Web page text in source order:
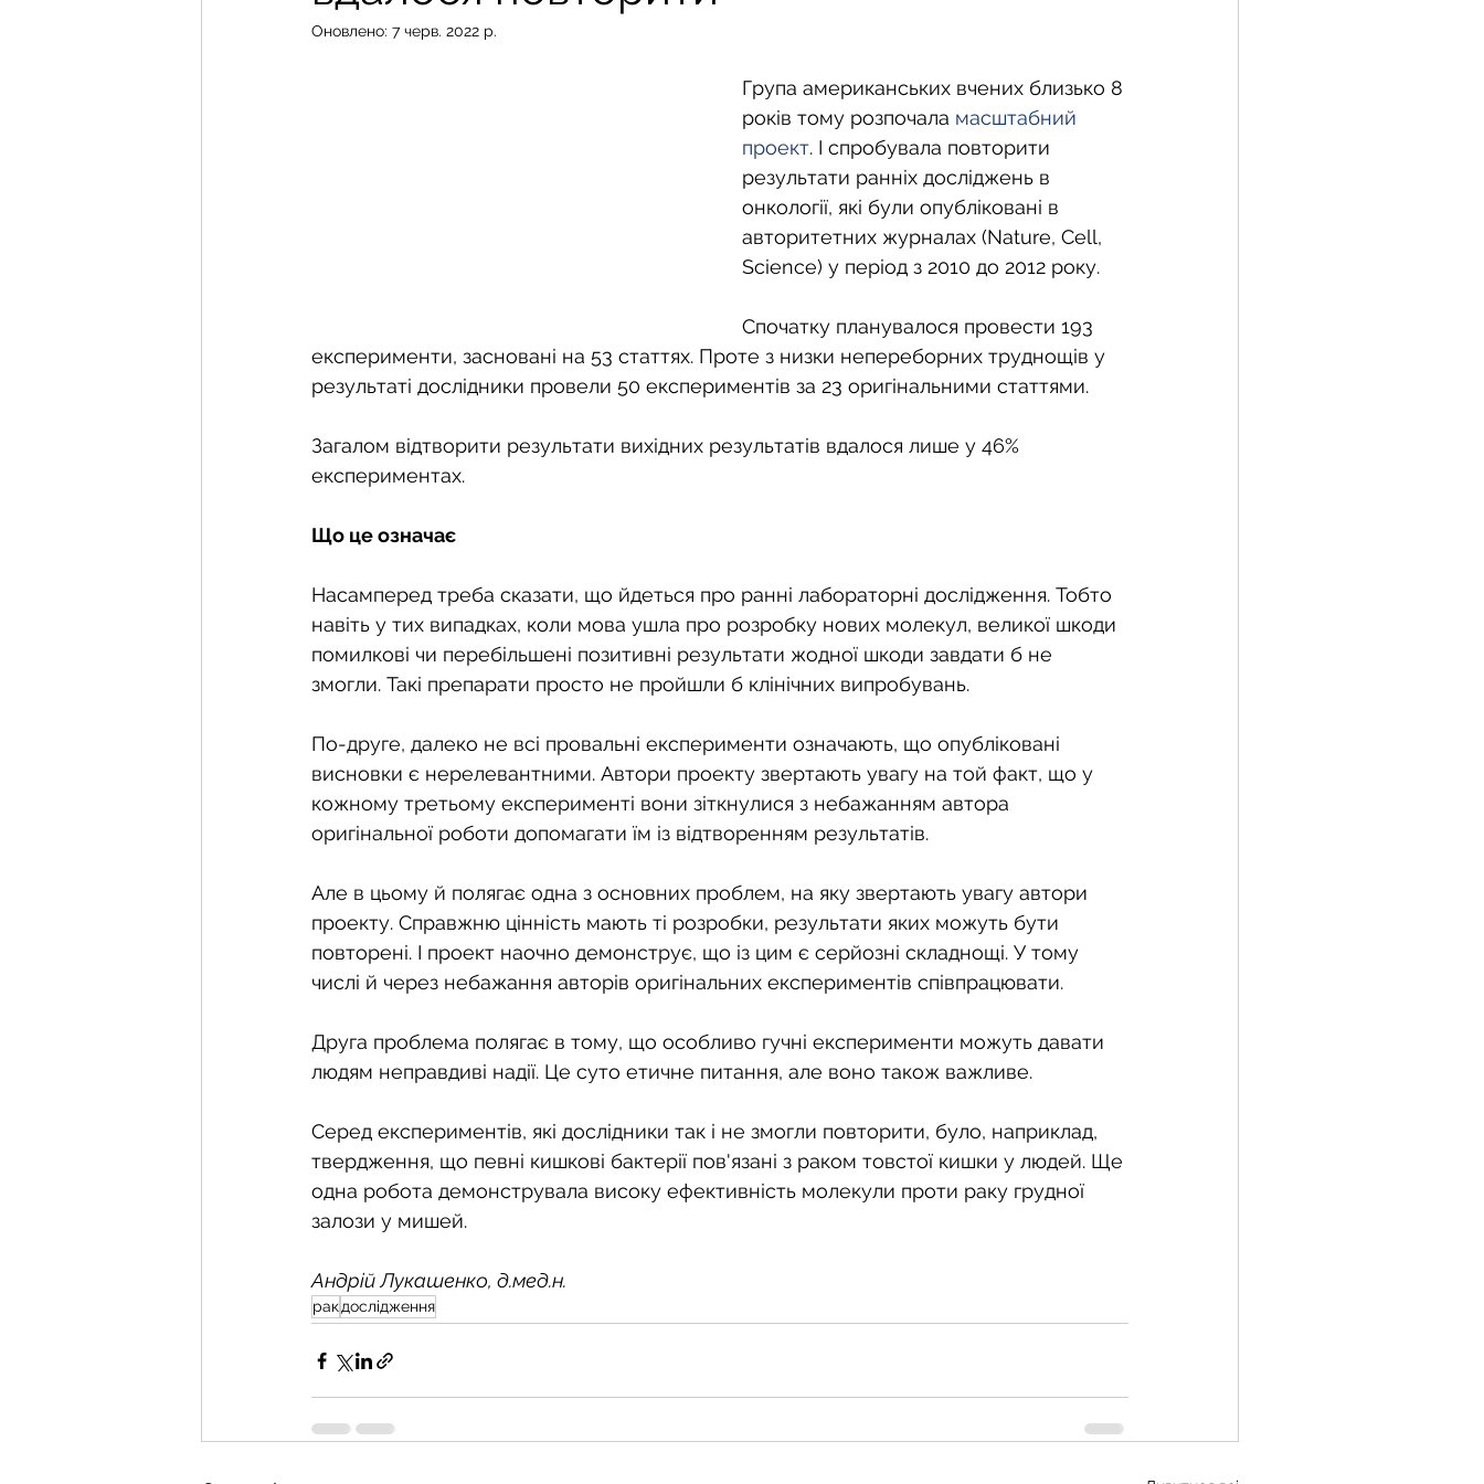
Оновлено: 7 черв. 2022 р.
Група американських вчених близько 8
років тому розпочала масштабний
проект. І спробувала повторити
результати ранніх досліджень в
онкології, які були опубліковані в
авторитетних журналах (Nature, Cell,
Science) у період з 2010 до 2012 року.
Спочатку планувалося провести 193
експерименти, засновані на 53 статтях. Проте з низки непереборних труднощів у
результаті дослідники провели 50 експериментів за 23 оригінальними статтями.
Загалом відтворити результати вихідних результатів вдалося лише у 46%
експериментах.
Що це означає
Насамперед треба сказати, що йдеться про ранні лабораторні дослідження. Тобто
навіть у тих випадках, коли мова ушла про розробку нових молекул, великої шкоди
помилкові чи перебільшені позитивні результати жодної шкоди завдати б не
змогли. Такі препарати просто не пройшли б клінічних випробувань.
По-друге, далеко не всі провальні експерименти означають, що опубліковані
висновки є нерелевантними. Автори проекту звертають увагу на той факт, що у
кожному третьому експерименті вони зіткнулися з небажанням автора
оригінальної роботи допомагати їм із відтворенням результатів.
Але в цьому й полягає одна з основних проблем, на яку звертають увагу автори
проекту. Справжню цінність мають ті розробки, результати яких можуть бути
повторені. І проект наочно демонструє, що із цим є серйозні складнощі. У тому
числі й через небажання авторів оригінальних експериментів співпрацювати.
Друга проблема полягає в тому, що особливо гучні експерименти можуть давати
людям неправдиві надії. Це суто етичне питання, але воно також важливе.
Серед експериментів, які дослідники так і не змогли повторити, було, наприклад,
твердження, що певні кишкові бактерії пов'язані з раком товстої кишки у людей. Ще
одна робота демонструвала високу ефективність молекули проти раку грудної
залози у мишей.
Андрій Лукашенко, д.мед.н.
ракдослідження